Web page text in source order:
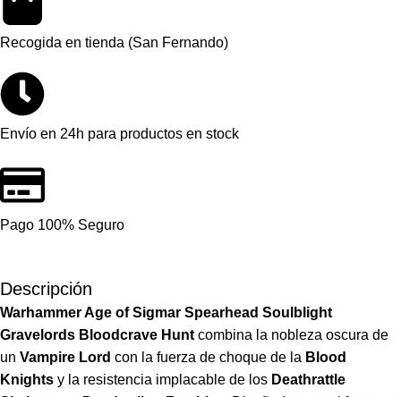
Recogida en tienda (San Fernando)
Envío en 24h para productos en stock
Pago 100% Seguro
Descripción
Warhammer Age of Sigmar Spearhead Soulblight
Gravelords Bloodcrave Hunt combina la nobleza oscura de
un Vampire Lord con la fuerza de choque de la Blood
Knights y la resistencia implacable de los Deathrattle